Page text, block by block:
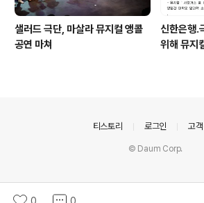
샐러드 극단, 마살라 뮤지컬 앵콜
공연 마쳐
신한은행.
위해 뮤지
티스토리 로그인 고
© Daum Corp.